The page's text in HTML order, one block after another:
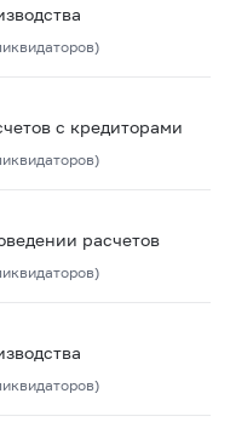
с кредиторами
расчетов